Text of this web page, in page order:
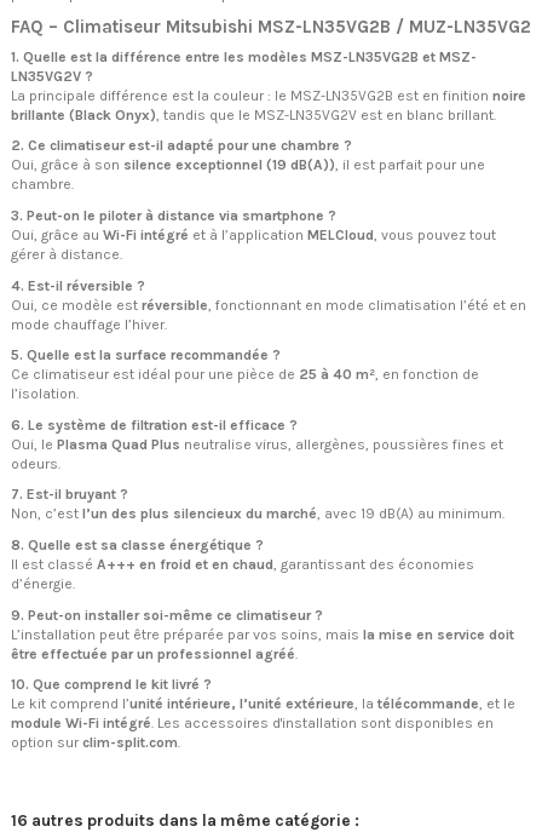
FAQ – Climatiseur Mitsubishi MSZ-LN35VG2B / MUZ-LN35VG2
1. Quelle est la différence entre les modèles MSZ-LN35VG2B et MSZ-
LN35VG2V ?
La principale différence est la couleur : le MSZ-LN35VG2B est en finition noire
brillante (Black Onyx), tandis que le MSZ-LN35VG2V est en blanc brillant.
2. Ce climatiseur est-il adapté pour une chambre ?
Oui, grâce à son silence exceptionnel (19 dB(A)), il est parfait pour une
chambre.
3. Peut-on le piloter à distance via smartphone ?
Oui, grâce au Wi-Fi intégré et à l’application MELCloud, vous pouvez tout
gérer à distance.
4. Est-il réversible ?
Oui, ce modèle est réversible , fonctionnant en mode climatisation l’été et en
mode chauffage l’hiver.
5. Quelle est la surface recommandée ?
Ce climatiseur est idéal pour une pièce de 25 à 40 m², en fonction de
l’isolation.
6. Le système de filtration est-il efficace ?
Oui, le Plasma Quad Plus neutralise virus, allergènes, poussières fines et
odeurs.
7. Est-il bruyant ?
Non, c’est l’un des plus silencieux du marché, avec 19 dB(A) au minimum.
8. Quelle est sa classe énergétique ?
Il est classé A+++ en froid et en chaud, garantissant des économies
d’énergie.
9. Peut-on installer soi-même ce climatiseur ?
L’installation peut être préparée par vos soins, mais la mise en service doit
être effectuée par un professionnel agréé
10. Que comprend le kit livré ?
Le kit comprend l’unité intérieure, l’unité extérieure, la télécommande, et le
module Wi-Fi intégré. Les accessoires d'installation sont disponibles en
option sur clim-split.com.
16 autres produits dans la même catégorie :